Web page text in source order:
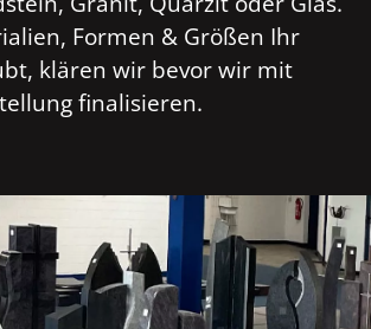
Formen & Größen Ihr
klären wir bevor wir mit
finalisieren.